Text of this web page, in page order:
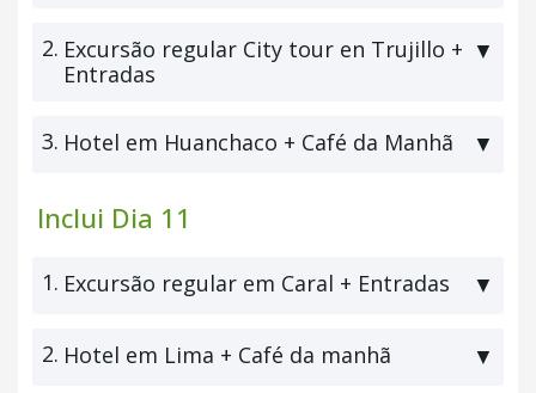
2. Excursão regular City tour en Trujillo +
Entradas
▼
3. Hotel em Huanchaco + Café da Manhã ▼
Inclui Dia 11
1. Excursão regular em Caral + Entradas ▼
2. Hotel em Lima + Café da manhã ▼